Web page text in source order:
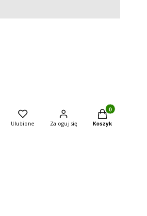
Ulubione Zaloguj się
Produkty w
Koszyk